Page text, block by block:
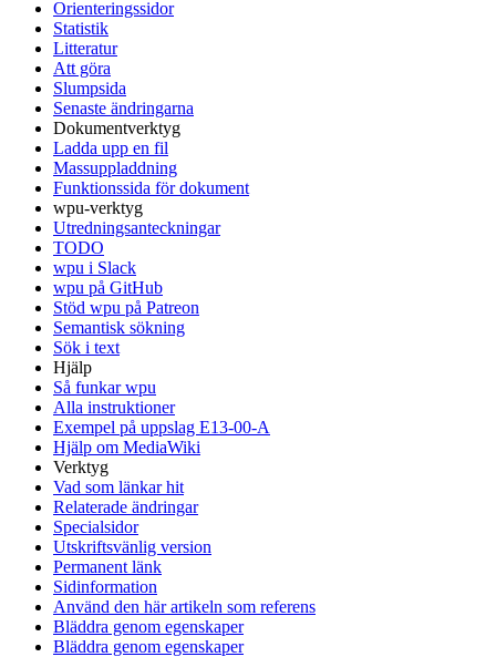
Orienteringssidor
Statistik
Litteratur
Att göra
Slumpsida
Senaste ändringarna
Dokumentverktyg
Ladda upp en fil
Massuppladdning
Funktionssida för dokument
wpu-verktyg
Utredningsanteckningar
TODO
wpu i Slack
wpu på GitHub
Stöd wpu på Patreon
Semantisk sökning
Sök i text
Hjälp
Så funkar wpu
Alla instruktioner
Exempel på uppslag E13-00-A
Hjälp om MediaWiki
Verktyg
Vad som länkar hit
Relaterade ändringar
Specialsidor
Utskriftsvänlig version
Permanent länk
Sidinformation
Använd den här artikeln som referens
Bläddra genom egenskaper
Bläddra genom egenskaper